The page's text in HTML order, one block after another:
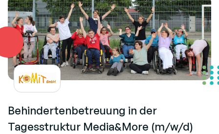
Behindertenbetreuung in der
Tagesstruktur Media&More (m/w/d)